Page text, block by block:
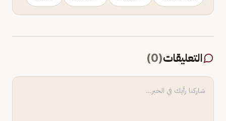
التعليقات(
0
)